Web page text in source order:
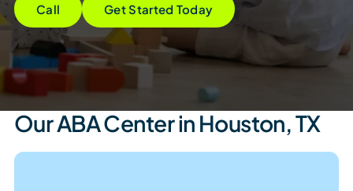
Call Get Started Today
Our ABA Center in Houston, TX